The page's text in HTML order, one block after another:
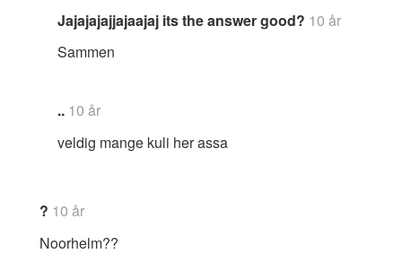
Jajajajajjajaajaj its the answer good? 10 år
Sammen
.. 10 år
veldig mange kuli her assa
? 10 år
Noorhelm??